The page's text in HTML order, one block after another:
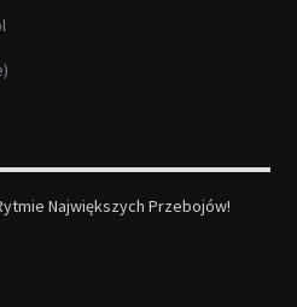
Największych Przebojów!